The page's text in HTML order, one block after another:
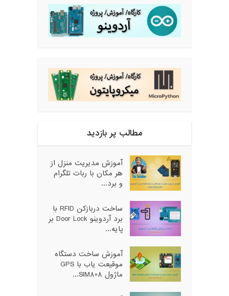
مطالب پر بازدید
آموزش مدیریت منزل از
هر مکان با ربات تلگرام
و برد...
ساخت دربازکن RFID با
برد آردوینو Door Lock بر
پایه...
آموزش ساخت دستگاه
موقیعت یاب با GPS
ماژول SIM808...